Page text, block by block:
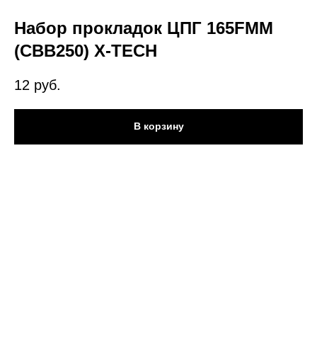
Набор прокладок ЦПГ 165FMM
(CBB250) X-TECH
12 руб.
В корзину